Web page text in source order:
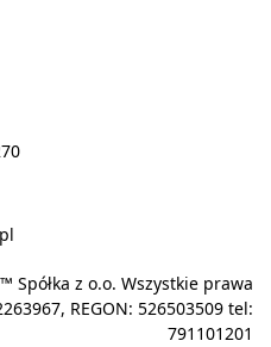
z o.o. Wszystkie prawa
REGON: 526503509 tel:
791101201